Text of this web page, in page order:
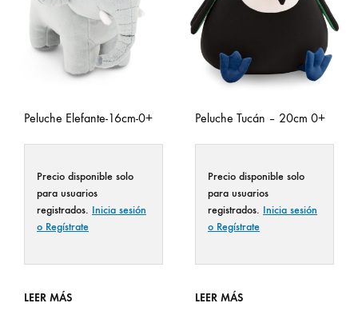
Peluche Elefante-16cm-0+
Precio disponible solo
para usuarios
registrados. Inicia sesión
o Regístrate
LEER MÁS
Peluche Tucán – 20cm 0+
Precio disponible solo
para usuarios
registrados. Inicia sesión
o Regístrate
LEER MÁS